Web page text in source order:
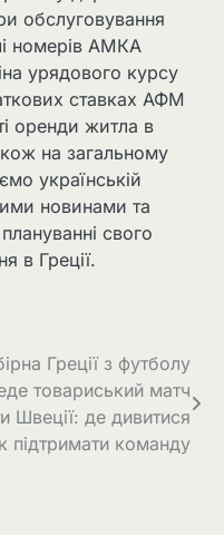
обслуговування
номерів АМКА
урядового курсу
ставках АФМ
оренди житла в
на загальному
українській
новинами та
свого
в Греції.
Греції з футболу
товариський матч
Швеції: де дивитися
підтримати команду